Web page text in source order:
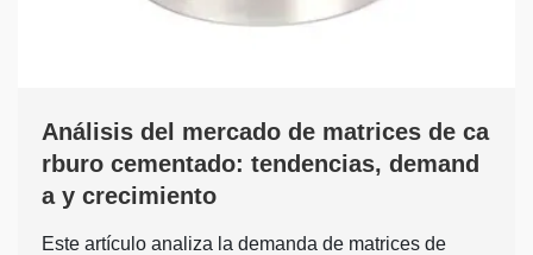
Análisis del mercado de matrices de ca
rburo cementado: tendencias, demand
a y crecimiento
Este artículo analiza la demanda de matrices de